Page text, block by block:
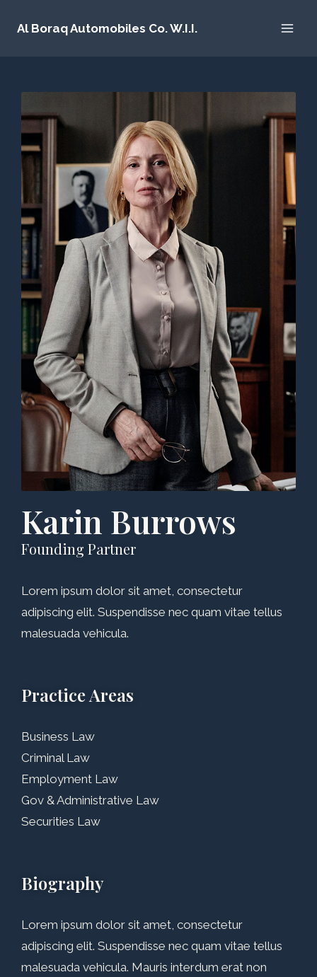
Al Boraq Automobiles Co. W.I.I.
Karin Burrows
Founding Partner
Lorem ipsum dolor sit amet, consectetur
adipiscing elit. Suspendisse nec quam vitae tellus
malesuada vehicula.
Practice Areas
Business Law
Criminal Law
Employment Law
Gov & Administrative Law
Securities Law
Biography
Lorem ipsum dolor sit amet, consectetur
adipiscing elit. Suspendisse nec quam vitae tellus
malesuada vehicula. Mauris interdum erat non